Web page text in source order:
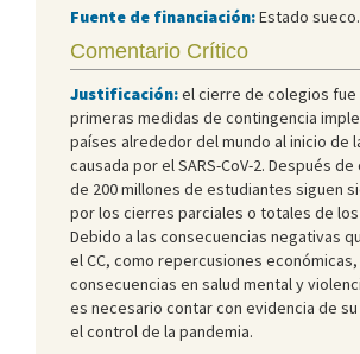
Fuente de financiación:Estado sueco.
Comentario Crítico
Justificación:el cierre de colegios fue
primeras medidas de contingencia
países alrededor del mundo al inicio de
causada por el SARS-CoV-2. Después de
de 200 millones de estudiantes siguen
por los cierres parciales o totales de
Debido a las consecuencias negativas
el CC, como repercusiones
consecuencias en salud mental y
es necesario contar con evidencia de
el control de la pandemia.